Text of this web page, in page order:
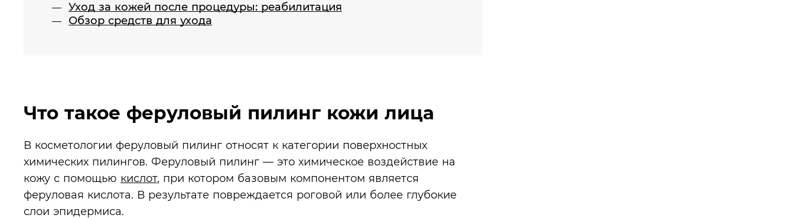
Уход за кожей после процедуры: реабилитация
Обзор средств для ухода
Что такое феруловый пилинг кожи лица
В косметологии феруловый пилинг относят к категории поверхностных
химических пилингов. Феруловый пилинг — это химическое воздействие на
кожу с помощью кислот, при котором базовым компонентом является
феруловая кислота. В результате повреждается роговой или более глубокие
слои эпидермиса.